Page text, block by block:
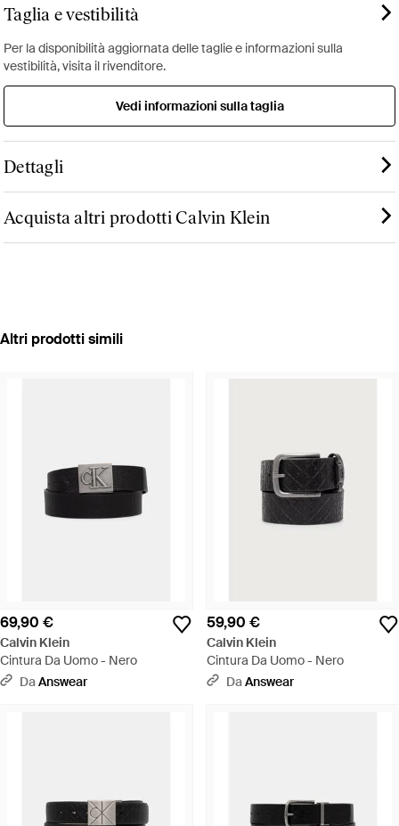
Taglia e vestibilità
Per la disponibilità aggiornata delle taglie e informazioni sulla
vestibilità, visita il rivenditore.
Vedi informazioni sulla taglia
Dettagli
Acquista altri prodotti Calvin Klein
Altri prodotti simili
69,90 €
Calvin Klein
Cintura Da Uomo - Nero
DaAnswear
59,90 €
Calvin Klein
Cintura Da Uomo - Nero
DaAnswear